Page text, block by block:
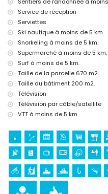
Sports
tennis, randonnée pédestre,
canoë, rafting, pêche, plongée,
voile et ski nautique (à moins
golf (Club de Golf, Xàbia) et
la villa)
Sentiers de randonnée à
Service de réception
Serviettes
Ski nautique à moins de 5 km.
Snorkeling à moins de 5 km.
Supermarché à moins de 5 km.
Surf à moins de 5 km.
Taille de la parcelle 670 m2.
Taille du bâtiment 200 m2.
Télévision
Télévision par câble/satellite
VTT à moins de 5 km.